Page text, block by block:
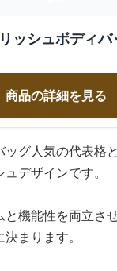
ッシュボディバ
商品の詳細を見る
ッグ人気の代表格
デザインです。
機能性を両立さ
まります。